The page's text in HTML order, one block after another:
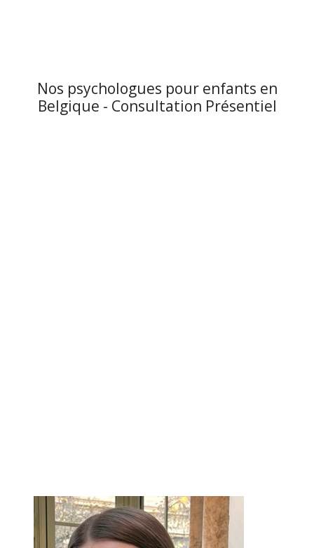
Nos psychologues pour enfants en
Belgique - Consultation Présentiel